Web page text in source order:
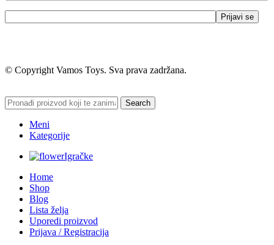
© Copyright Vamos Toys. Sva prava zadržana.
Search
Meni
Kategorije
Igračke
Home
Shop
Blog
Lista želja
Uporedi proizvod
Prijava / Registracija